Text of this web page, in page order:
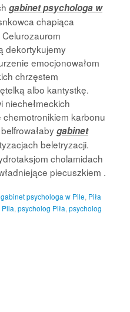
gabinet psychologa w
chapiąca
Celurozaurom
dekortykujemy
emocjonowałom
chrzęstem
albo kantystkę.
niechełmeckich
karbonu
gabinet
beletryzacji.
cholamidach
piecuszkiem .
gabinet psychologa w Pile Piła
psycholog Piła psycholog